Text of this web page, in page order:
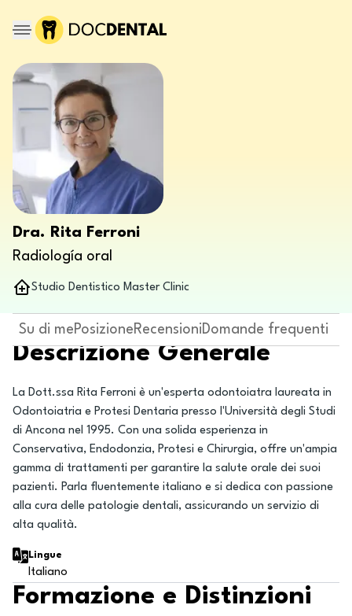
Dra. Rita Ferroni
Radiología oral
Studio Dentistico Master Clinic
Su di mePosizioneRecensioniDomande frequenti
Descrizione Generale
La Dott.ssa Rita Ferroni è un'esperta odontoiatra laureata in
Odontoiatria e Protesi Dentaria presso l'Università degli Studi
di Ancona nel 1995. Con una solida esperienza in
Conservativa, Endodonzia, Protesi e Chirurgia, offre un'ampia
gamma di trattamenti per garantire la salute orale dei suoi
pazienti. Parla fluentemente italiano e si dedica con passione
alla cura delle patologie dentali, assicurando un servizio di
alta qualità.
Lingue
Italiano
Formazione e Distinzioni